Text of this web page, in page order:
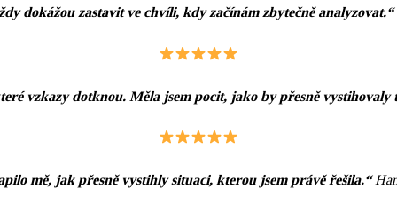
dokážou zastavit ve chvíli, kdy začínám zbytečně
vzkazy dotknou. Měla jsem pocit, jako by přesně
mě, jak přesně vystihly situaci, kterou jsem právě řešila.“